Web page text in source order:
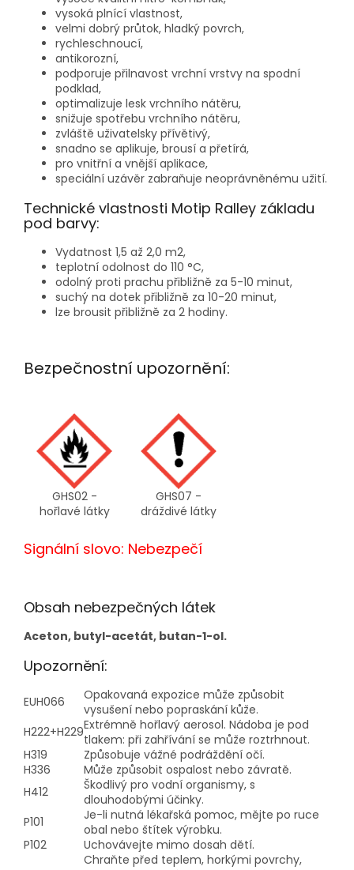
vysoká plnící vlastnost,
velmi dobrý průtok, hladký povrch,
rychleschnoucí,
antikorozní,
podporuje přilnavost vrchní vrstvy na spodní
podklad,
optimalizuje lesk vrchního nátěru,
snižuje spotřebu vrchního nátěru,
zvláště uživatelsky přívětivý,
snadno se aplikuje, brousí a přetírá,
pro vnitřní a vnější aplikace,
speciální uzávěr zabraňuje neoprávněnému užití.
Technické vlastnosti Motip Ralley základu
pod barvy:
Vydatnost 1,5 až 2,0 m2,
teplotní odolnost do 110 °C,
odolný proti prachu přibližně za 5-10 minut,
suchý na dotek přibližně za 10-20 minut,
lze brousit přibližně za 2 hodiny.
Bezpečnostní upozornění:
GHS02 -
hořlavé látky
GHS07 -
dráždivé látky
Signální slovo: Nebezpečí
Obsah nebezpečných látek
Aceton, butyl-acetát, butan-1-ol.
Upozornění:
EUH066
Opakovaná expozice může způsobit
vysušení nebo popraskání kůže.
H222+H229Extrémně hořlavý aerosol. Nádoba je pod
tlakem: při zahřívání se může roztrhnout.
H319
Způsobuje vážné podráždění očí.
H336
Může způsobit ospalost nebo závratě.
H412
Škodlivý pro vodní organismy, s
dlouhodobými účinky.
P101
Je-li nutná lékařská pomoc, mějte po ruce
obal nebo štítek výrobku.
P102
Uchovávejte mimo dosah dětí.
Chraňte před teplem, horkými povrchy,